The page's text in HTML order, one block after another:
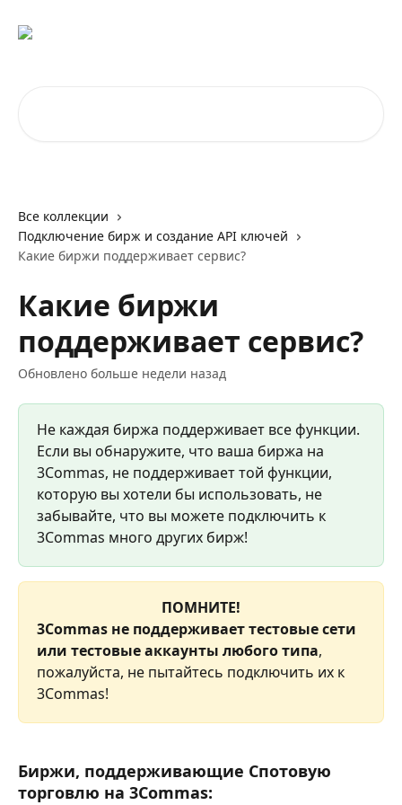
Все коллекции
Подключение бирж и создание API ключей
Какие биржи поддерживает сервис?
Какие биржи
поддерживает сервис?
Обновлено больше недели назад
Не каждая биржа поддерживает все функции.
Если вы обнаружите, что ваша биржа на
3Commas, не поддерживает той функции,
которую вы хотели бы использовать, не
забывайте, что вы можете подключить к
3Commas много других бирж!
ПОМНИТЕ!
3Commas не поддерживает тестовые сети
или тестовые аккаунты любого типа,
пожалуйста, не пытайтесь подключить их к
3Commas!
Биржи, поддерживающие Спотовую
торговлю на 3Commas: